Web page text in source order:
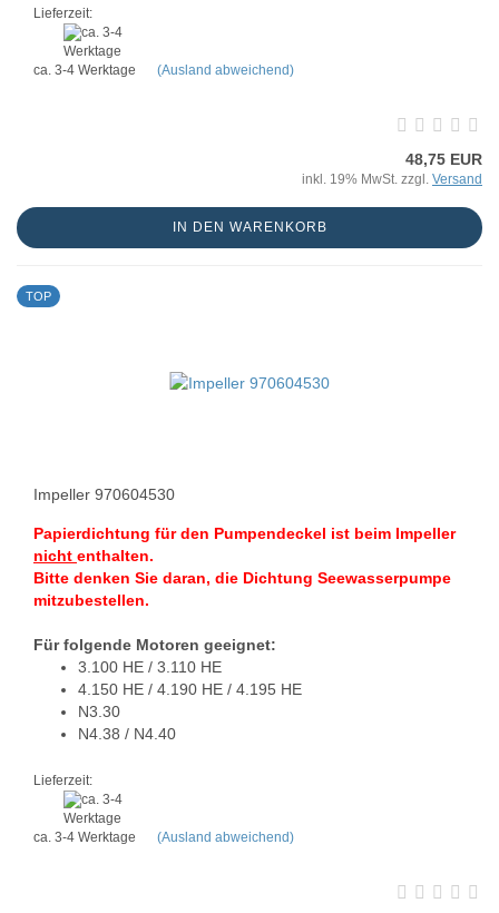
Lieferzeit:
ca. 3-4 Werktage (Ausland abweichend)
48,75 EUR
inkl. 19% MwSt. zzgl. Versand
IN DEN WARENKORB
TOP
Impeller 970604530
Papierdichtung für den Pumpendeckel ist beim Impeller
nicht enthalten.
Bitte denken Sie daran, die Dichtung Seewasserpumpe
mitzubestellen.
Für folgende Motoren geeignet:
3.100 HE / 3.110 HE
4.150 HE / 4.190 HE / 4.195 HE
N3.30
N4.38 / N4.40
Lieferzeit:
ca. 3-4 Werktage (Ausland abweichend)